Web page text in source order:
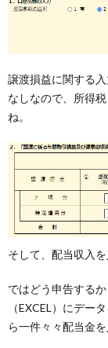
譲渡損益に関する
なしなので、所得
ね。
そして、配当収入
ではどう申告する
（EXCEL）にデー
ら一件々々配当金